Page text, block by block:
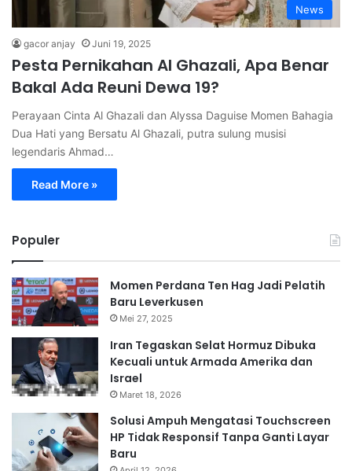
News
gacor anjay Juni 19, 2025
Pesta Pernikahan Al Ghazali, Apa Benar
Bakal Ada Reuni Dewa 19?
Perayaan Cinta Al Ghazali dan Alyssa Daguise Momen Bahagia
Dua Hati yang Bersatu Al Ghazali, putra sulung musisi
legendaris Ahmad…
Read More »
Populer
Momen Perdana Ten Hag Jadi Pelatih
Baru Leverkusen
Mei 27, 2025
Iran Tegaskan Selat Hormuz Dibuka
Kecuali untuk Armada Amerika dan
Israel
Maret 18, 2026
Solusi Ampuh Mengatasi Touchscreen
HP Tidak Responsif Tanpa Ganti Layar
Baru